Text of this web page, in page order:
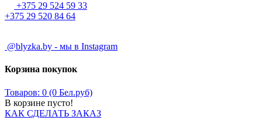
+375 29 524 59 33
+375 29 520 84 64
@blyzka.by - мы в Instagram
Корзина покупок
Товаров: 0 (0 Бел.руб)
В корзине пусто!
КАК СДЕЛАТЬ ЗАКАЗ